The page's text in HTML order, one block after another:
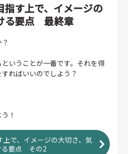
指す上で、イメージの
る要点 最終章
いうことが一番です。それを得
ればいいのでしよう？
！
上で、イメージの大切さ、気
る要点 その2